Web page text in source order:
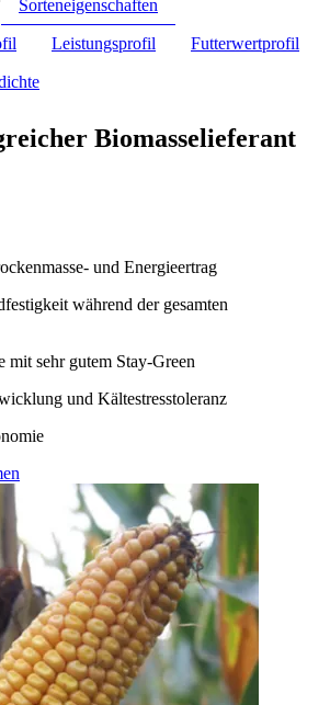
Sorteneigenschaften
Leistungsprofil Futterwertprofil
Biomasselieferant
und Energieertrag
während der gesamten
mit sehr gutem Stay-Green
und Kältestresstoleranz